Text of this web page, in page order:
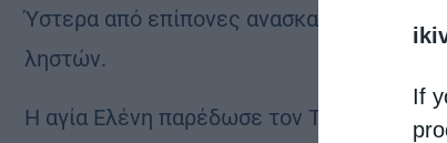
If
Ύστερα από επίπονες ανασκαφές τελικά
ληστών.
Η αγία Ελένη παρέδωσε τον Τίμιο Σταυρό